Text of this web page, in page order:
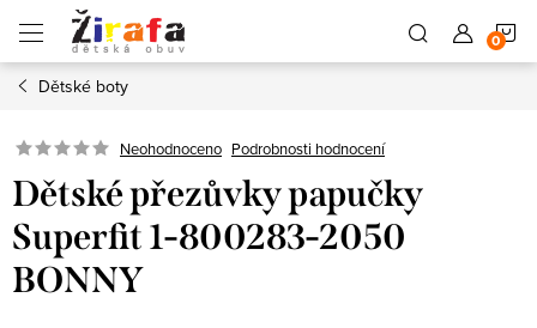
obsah
Dětské boty
Neohodnoceno Podrobnosti hodnocení
Dětské přezůvky papučky
Superfit 1-800283-2050
BONNY